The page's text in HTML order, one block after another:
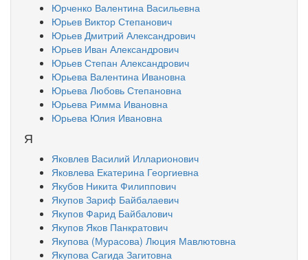
Юрченко Валентина Васильевна
Юрьев Виктор Степанович
Юрьев Дмитрий Александрович
Юрьев Иван Александрович
Юрьев Степан Александрович
Юрьева Валентина Ивановна
Юрьева Любовь Степановна
Юрьева Римма Ивановна
Юрьева Юлия Ивановна
Я
Яковлев Василий Илларионович
Яковлева Екатерина Георгиевна
Якубов Никита Филиппович
Якупов Зариф Байбалаевич
Якупов Фарид Байбалович
Якупов Яков Панкратович
Якупова (Мурасова) Люция Мавлютовна
Якупова Сагида Загитовна